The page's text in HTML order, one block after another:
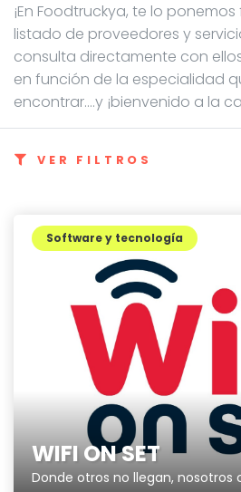
¡En Foodtruckya, te lo
listado de proveedores y
consulta directamente con
en función de la especialidad
encontrar....y ¡bienvenido a la
VER FILTROS
WIFI ON SET
Donde otros no llegan, nosotros
Software y tecnología